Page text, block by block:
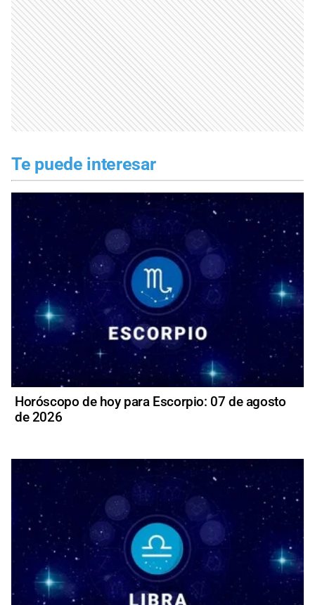
Te puede interesar
Horóscopo de hoy para Escorpio: 07 de agosto
de 2026